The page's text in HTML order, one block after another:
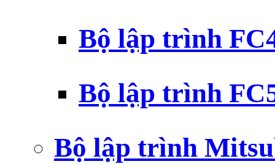
Bộ lập trình
Bộ lập trình
Bộ lập trình